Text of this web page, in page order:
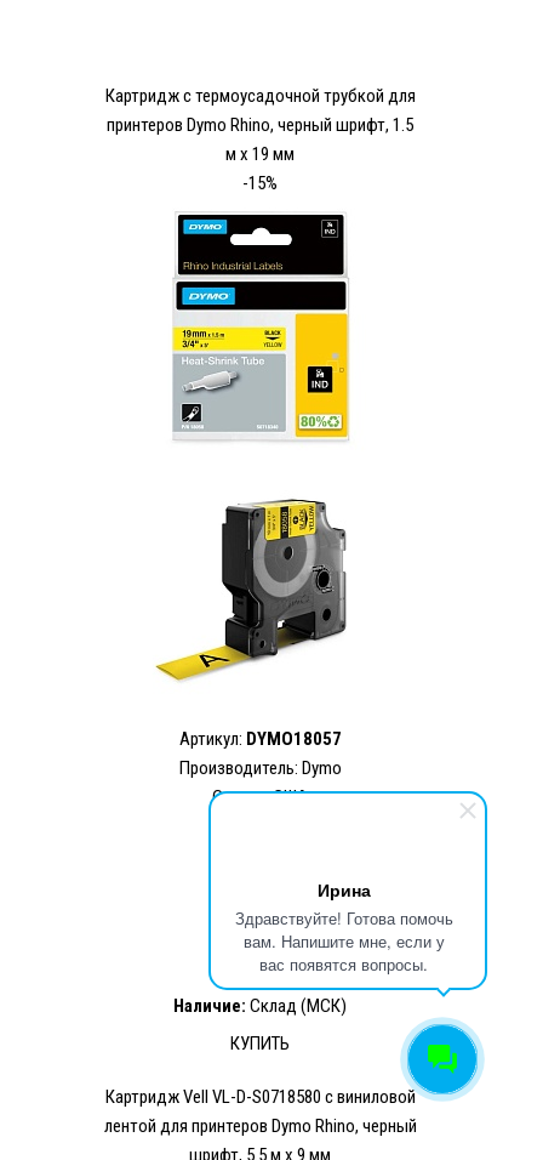
Ирина
Здравствуйте! Готова помочь
вам. Напишите мне, если у
вас появятся вопросы.
Картридж с термоусадочной трубкой для
принтеров Dymo Rhino, черный шрифт, 1.5
м x 19 мм
-15%
Артикул: DYMO18057
Производитель: Dymo
Страна: США
Наличие: Склад (МСК)
КУПИТЬ
Картридж Vell VL-D-S0718580 c виниловой
лентой для принтеров Dymo Rhino, черный
шрифт, 5.5 м x 9 мм